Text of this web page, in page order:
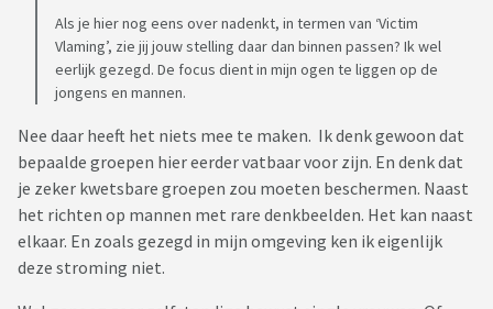
Als je hier nog eens over nadenkt, in termen van ‘Victim
Vlaming’, zie jij jouw stelling daar dan binnen passen? Ik wel
eerlijk gezegd. De focus dient in mijn ogen te liggen op de
jongens en mannen.
Nee daar heeft het niets mee te maken. Ik denk gewoon dat
bepaalde groepen hier eerder vatbaar voor zijn. En denk dat
je zeker kwetsbare groepen zou moeten beschermen. Naast
het richten op mannen met rare denkbeelden. Het kan naast
elkaar. En zoals gezegd in mijn omgeving ken ik eigenlijk
deze stroming niet.